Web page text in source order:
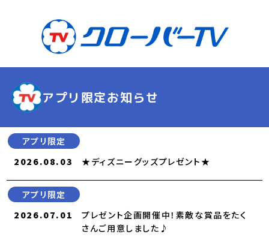
アプリ限定お知らせ
アプリ限定
2026.08.03
★ディズニーグッズプレゼント★
アプリ限定
2026.07.01
プレゼント企画開催中！素敵な賞品をたく
さんご用意しました♪